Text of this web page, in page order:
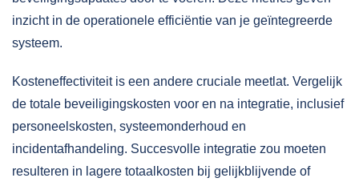
inzicht in de operationele efficiëntie van je geïntegreerde
systeem.
Kosteneffectiviteit is een andere cruciale meetlat. Vergelijk
de totale beveiligingskosten voor en na integratie, inclusief
personeelskosten, systeemonderhoud en
incidentafhandeling. Succesvolle integratie zou moeten
resulteren in lagere totaalkosten bij gelijkblijvende of